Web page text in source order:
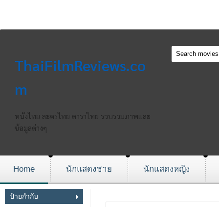
ThaiFilmReviews.co
m
หนังไทย ละครไทย ดาราไทย รวบรวมภาพและ
ข้อมูลต่างๆ
Home นักแสดงชาย นักแสดงหญิง
ป้ายกำกับ